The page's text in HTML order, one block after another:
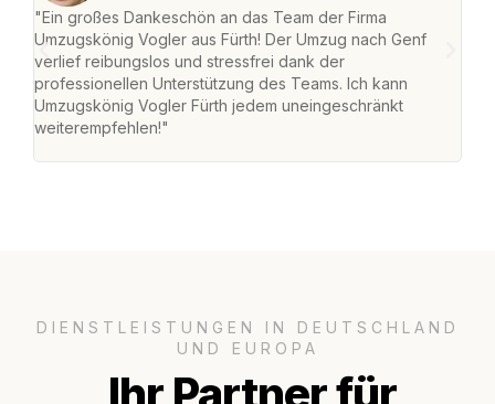
"Ein großes Dankeschön an das Team der Firma
Umzugskönig Vogler aus Fürth! Der Umzug nach Genf
verlief reibungslos und stressfrei dank der
professionellen Unterstützung des Teams. Ich kann
Umzugskönig Vogler Fürth jedem uneingeschränkt
weiterempfehlen!"
DIENSTLEISTUNGEN IN DEUTSCHLAND
UND EUROPA